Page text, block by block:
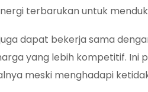
terbarukan untuk
dapat bekerja sama
yang lebih kompetitif. Ini
meski menghadapi